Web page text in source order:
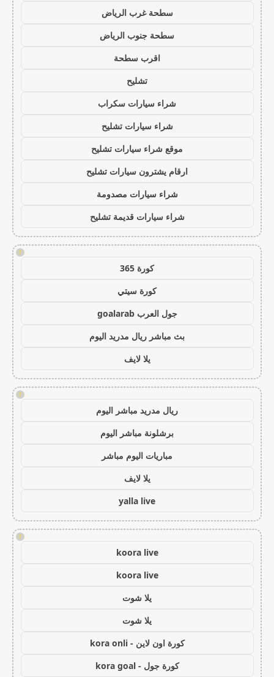
سطحة غرب الرياض
سطحة جنوب الرياض
اقرب سطحة
تشليح
شراء سيارات سكراب
شراء سيارات تشليح
موقع شراء سيارات تشليح
ارقام يشترون سيارات تشليح
شراء سيارات مصدومة
شراء سيارات قديمة تشليح
!
كورة 365
كورة سيتي
جول العرب goalarab
بث مباشر ريال مدريد اليوم
يلا لايف
!
ريال مدريد مباشر اليوم
برشلونة مباشر اليوم
مباريات اليوم مباشر
يلا لايف
yalla live
!
koora live
koora live
يلا شوت
يلا شوت
كورة اون لاين - kora onli
كورة جول - kora goal